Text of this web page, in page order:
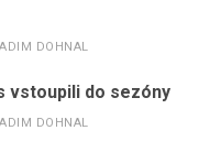
DOHNAL
vstoupili do sezóny
DOHNAL